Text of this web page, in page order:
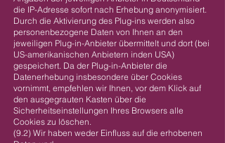
die IP-Adresse sofort nach Erhebung anonymisiert.
Durch die Aktivierung des Plug-ins werden also
personenbezogene Daten von Ihnen an den
jeweiligen Plug-in-Anbieter übermittelt und dort (bei
US-amerikanischen Anbietern inden USA)
gespeichert. Da der Plug-in-Anbieter die
Datenerhebung insbesondere über Cookies
vornimmt, empfehlen wir Ihnen, vor dem Klick auf
den ausgegrauten Kasten über die
Sicherheitseinstellungen Ihres Browsers alle
Cookies zu löschen.
(9.2) Wir haben weder Einfluss auf die erhobenen